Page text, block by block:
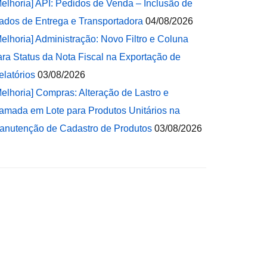
API: Pedidos de Venda – Inclusão de
de Entrega e Transportadora 04/08/2026
Administração: Novo Filtro e Coluna
Status da Nota Fiscal na Exportação de
03/08/2026
Compras: Alteração de Lastro e
em Lote para Produtos Unitários na
de Cadastro de Produtos 03/08/2026